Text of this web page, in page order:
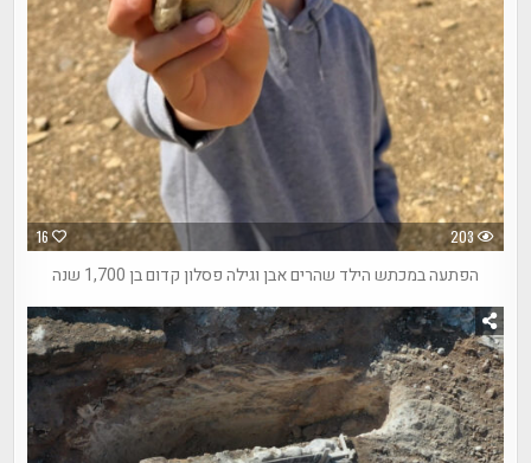
16 203
הפתעה במכתש הילד שהרים אבן וגילה פסלון קדום בן 1,700 שנה